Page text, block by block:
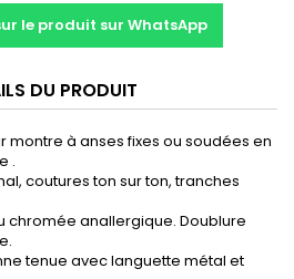
le produit sur WhatsApp
DU PRODUIT
montre à anses fixes ou soudées en
.
coutures ton sur ton, tranches
chromée anallergique. Doublure
tenue avec languette métal et